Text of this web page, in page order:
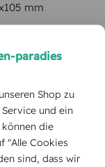
mm
paradies
Shop zu
und ein
die
"Alle Cookies
sind, dass wir